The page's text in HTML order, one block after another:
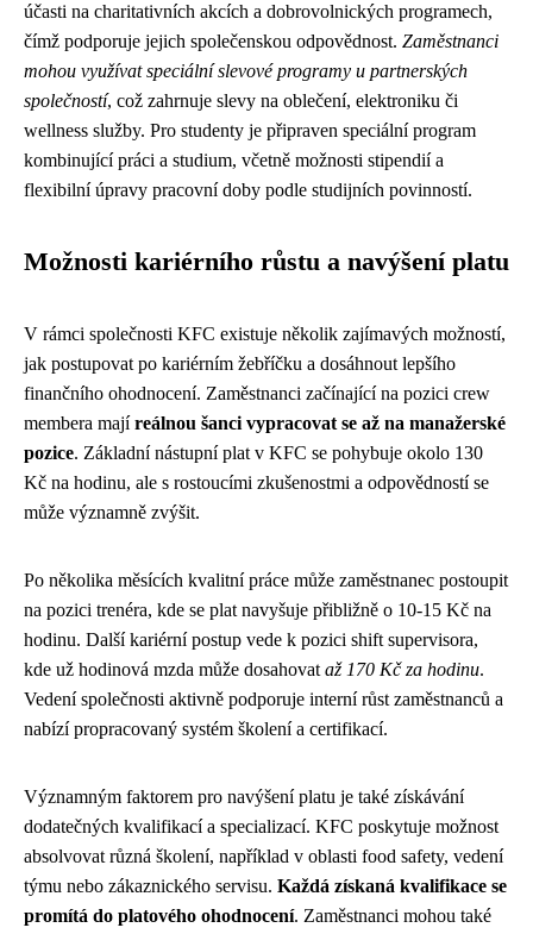
účasti na charitativních akcích a dobrovolnických programech,
čímž podporuje jejich společenskou odpovědnost. Zaměstnanci
mohou využívat speciální slevové programy u partnerských
společností, což zahrnuje slevy na oblečení, elektroniku či
wellness služby. Pro studenty je připraven speciální program
kombinující práci a studium, včetně možnosti stipendií a
flexibilní úpravy pracovní doby podle studijních povinností.
Možnosti kariérního růstu a navýšení platu
V rámci společnosti KFC existuje několik zajímavých možností,
jak postupovat po kariérním žebříčku a dosáhnout lepšího
finančního ohodnocení. Zaměstnanci začínající na pozici crew
membera majíreálnou šanci vypracovat se až na manažerské
pozice. Základní nástupní plat v KFC se pohybuje okolo 130
Kč na hodinu, ale s rostoucími zkušenostmi a odpovědností se
může významně zvýšit.
Po několika měsících kvalitní práce může zaměstnanec postoupit
na pozici trenéra, kde se plat navyšuje přibližně o 10-15 Kč na
hodinu. Další kariérní postup vede k pozici shift supervisora,
kde už hodinová mzda může dosahovat až 170 Kč za hodinu.
Vedení společnosti aktivně podporuje interní růst zaměstnanců a
nabízí propracovaný systém školení a certifikací.
Významným faktorem pro navýšení platu je také získávání
dodatečných kvalifikací a specializací. KFC poskytuje možnost
absolvovat různá školení, například v oblasti food safety, vedení
týmu nebo zákaznického servisu. Každá získaná kvalifikace se
promítá do platového ohodnocení. Zaměstnanci mohou také